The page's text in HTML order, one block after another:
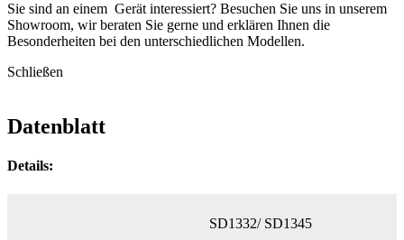
Sie sind an einem Gerät interessiert? Besuchen Sie uns in unserem
Showroom, wir beraten Sie gerne und erklären Ihnen die
Besonderheiten bei den unterschiedlichen Modellen.
Schließen
Datenblatt
Details:
SD1332/ SD1345